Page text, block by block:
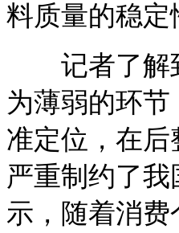
料质量的稳定
记者了解到
为薄弱的环
准定位，在
严重制约了
示，随着消